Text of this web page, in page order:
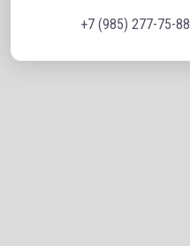
+7 (985) 277-75-88